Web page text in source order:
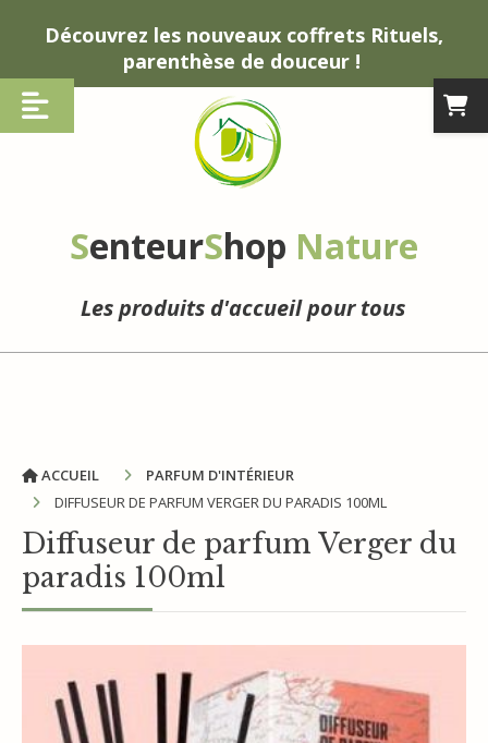
Découvrez les nouveaux coffrets Rituels,
parenthèse de douceur !
SenteurShop Nature
Les produits d'accueil pour tous
ACCUEIL
PARFUM D'INTÉRIEUR
DIFFUSEUR DE PARFUM VERGER DU PARADIS 100ML
Diffuseur de parfum Verger du
paradis 100ml